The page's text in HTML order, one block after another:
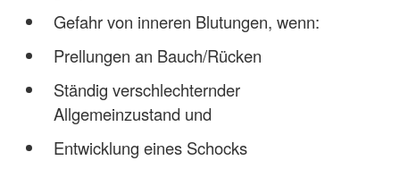
Gefahr von inneren Blutungen, wenn:
Prellungen an Bauch/Rücken
Ständig verschlechternder
Allgemeinzustand und
Entwicklung eines Schocks